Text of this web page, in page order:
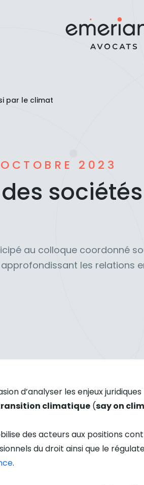
par le climat
2023
au colloque coordonné
les relations
d’analyser les enjeux
climatique (say on
des acteurs aux positions
du droit ainsi que le
.